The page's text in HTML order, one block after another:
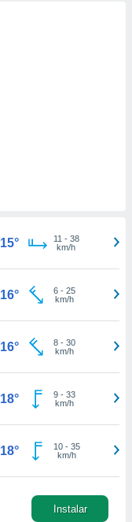
15° 11 - 38
km/h
16° 6- 25
km/h
16° 8- 30
km/h
18° 9- 33
km/h
18° 10- 35
km/h
Instalar